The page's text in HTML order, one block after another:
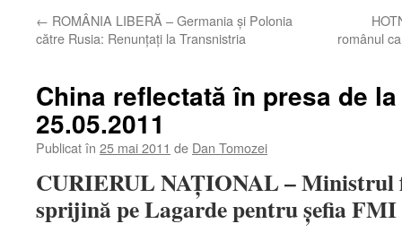
← ROMÂNIA LIBERĂ – Germania şi Polonia
către Rusia: Renunţaţi la Transnistria
românul
China reflectată în presa de
25.05.2011
Publicat în 25 mai 2011 de Dan Tomozei
CURIERUL NAŢIONAL – Ministrul
sprijină pe Lagarde pentru şefia FMI